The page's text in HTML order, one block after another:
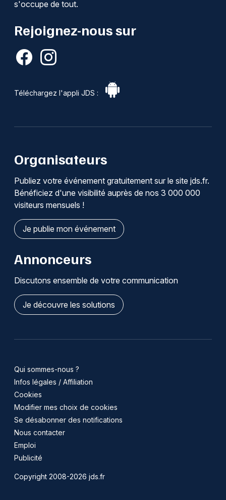
s'occupe de tout.
Rejoignez-nous sur
Téléchargez l'appli JDS :
Organisateurs
Publiez votre événement gratuitement sur le site jds.fr.
Bénéficiez d'une visibilité auprès de nos 3 000 000
visiteurs mensuels !
Je publie mon événement
Annonceurs
Discutons ensemble de votre communication
Je découvre les solutions
Qui sommes-nous ?
Infos légales / Affiliation
Cookies
Modifier mes choix de cookies
Se désabonner des notifications
Nous contacter
Emploi
Publicité
Copyright 2008-2026 jds.fr